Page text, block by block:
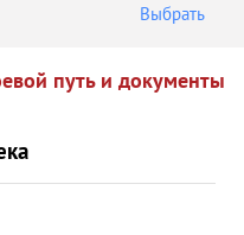
Выбрать
путь и документы